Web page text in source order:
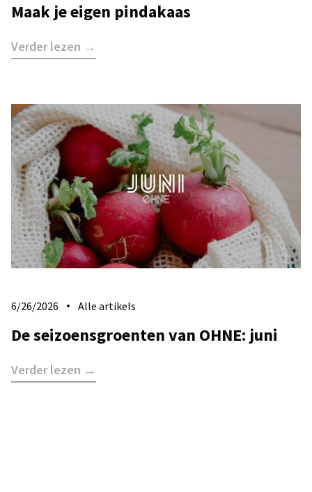
Maak je eigen pindakaas
Verder lezen →
6/26/2026 Alle artikels
De seizoensgroenten van OHNE: juni
Verder lezen →